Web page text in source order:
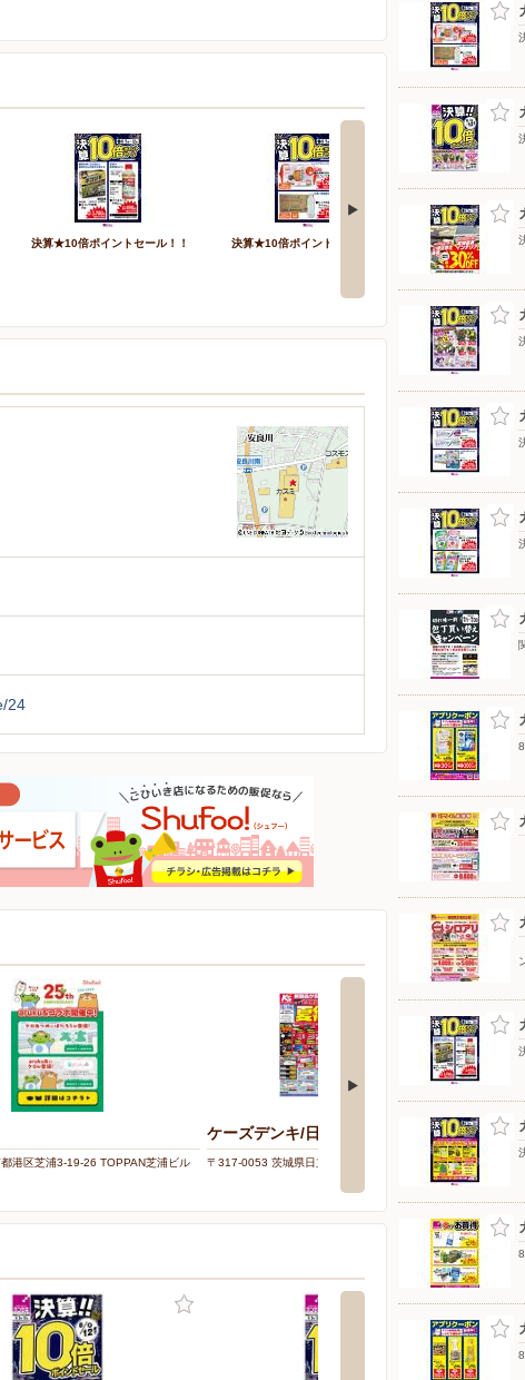
決算★10倍ポイントセール！！ 決算★10倍ポイントセール！！ 決算★10倍ポイン
24
港区芝浦3-19-26 TOPPAN芝浦ビル
ケーズデンキ/日立北店
〒317-0053 茨城県日立市滑川町1丁目12番10号
バ
〒